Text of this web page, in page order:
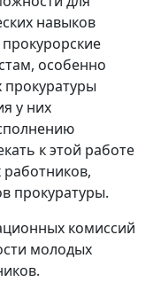
навыков
особенно
у них
к этой работе
прокуратуры.
комиссий
молодых